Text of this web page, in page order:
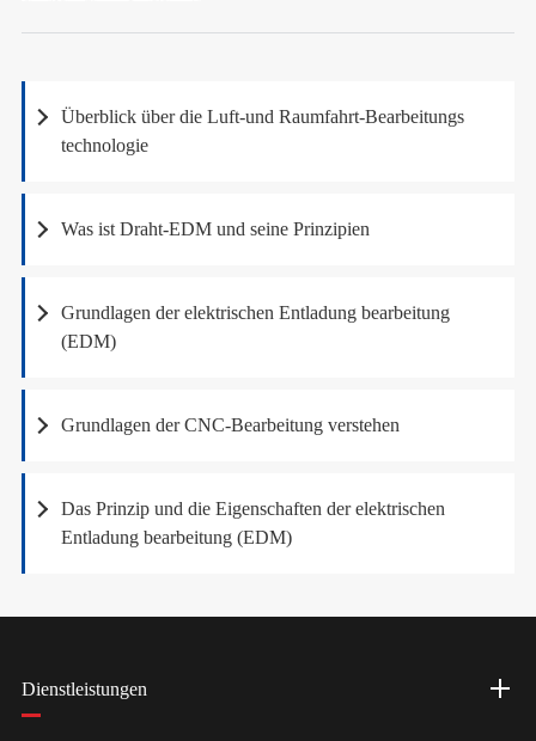
Überblick über die Luft-und Raumfahrt-Bearbeitungs
technologie
Was ist Draht-EDM und seine Prinzipien
Grundlagen der elektrischen Entladung bearbeitung
(EDM)
Grundlagen der CNC-Bearbeitung verstehen
Das Prinzip und die Eigenschaften der elektrischen
Entladung bearbeitung (EDM)
Dienstleistungen